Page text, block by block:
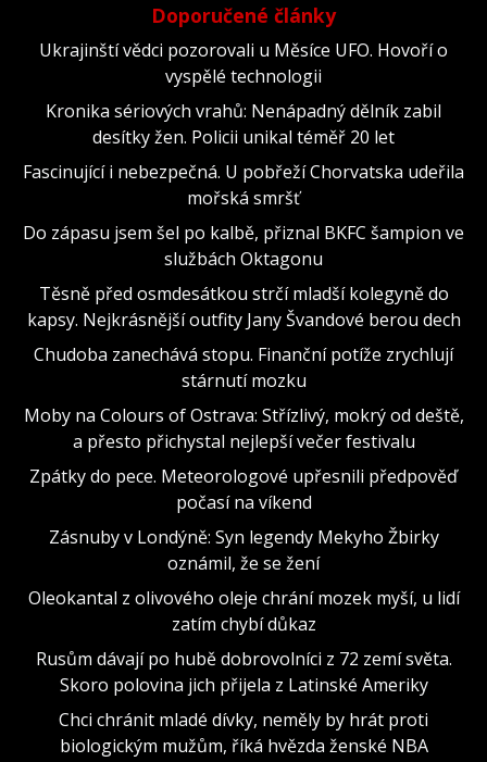
Doporučené články
Ukrajinští vědci pozorovali u Měsíce UFO. Hovoří o
vyspělé technologii
Kronika sériových vrahů: Nenápadný dělník zabil
desítky žen. Policii unikal téměř 20 let
Fascinující i nebezpečná. U pobřeží Chorvatska udeřila
mořská smršť
Do zápasu jsem šel po kalbě, přiznal BKFC šampion ve
službách Oktagonu
Těsně před osmdesátkou strčí mladší kolegyně do
kapsy. Nejkrásnější outfity Jany Švandové berou dech
Chudoba zanechává stopu. Finanční potíže zrychlují
stárnutí mozku
Moby na Colours of Ostrava: Střízlivý, mokrý od deště,
a přesto přichystal nejlepší večer festivalu
Zpátky do pece. Meteorologové upřesnili předpověď
počasí na víkend
Zásnuby v Londýně: Syn legendy Mekyho Žbirky
oznámil, že se žení
Oleokantal z olivového oleje chrání mozek myší, u lidí
zatím chybí důkaz
Rusům dávají po hubě dobrovolníci z 72 zemí světa.
Skoro polovina jich přijela z Latinské Ameriky
Chci chránit mladé dívky, neměly by hrát proti
biologickým mužům, říká hvězda ženské NBA